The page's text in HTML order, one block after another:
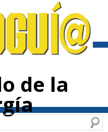
de la